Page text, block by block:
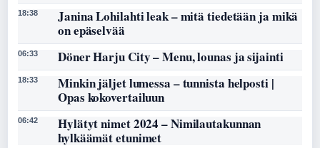
18:38
Janina Lohilahti leak – mitä tiedetään ja mikä
on epäselvää
06:33 Döner Harju City – Menu, lounas ja sijainti
18:33
Minkin jäljet lumessa – tunnista helposti |
Opas kokovertailuun
06:42
Hylätyt nimet 2024 – Nimilautakunnan
hylkäämät etunimet